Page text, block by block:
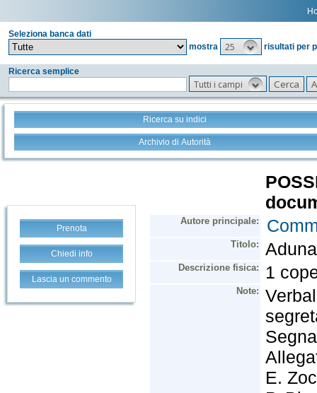
Seleziona banca dati
mostra
25 risultati per
Ricerca semplice
Tutti i campi
Ricerca su indici
Archivio di Autorità
Prenota
Chiedi info
Lascia un commento